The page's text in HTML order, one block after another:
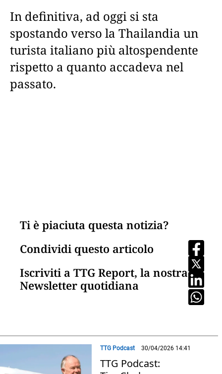
In definitiva, ad oggi si sta
spostando verso la Thailandia un
turista italiano più altospendente
rispetto a quanto accadeva nel
passato.
Ti è piaciuta questa notizia?
Condividi questo articolo
Iscriviti a TTG Report, la nostra
Newsletter quotidiana
TTG Podcast 30/04/2026 14:41
TTG Podcast: